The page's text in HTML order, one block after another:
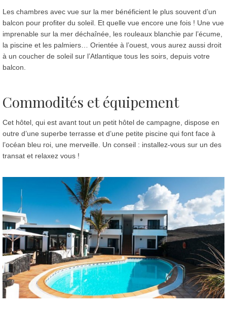
Les chambres avec vue sur la mer bénéficient le plus souvent d’un
balcon pour profiter du soleil. Et quelle vue encore une fois ! Une vue
imprenable sur la mer déchaînée, les rouleaux blanchie par l’écume,
la piscine et les palmiers… Orientée à l’ouest, vous aurez aussi droit
à un coucher de soleil sur l’Atlantique tous les soirs, depuis votre
balcon.
Commodités et équipement
Cet hôtel, qui est avant tout un petit hôtel de campagne, dispose en
outre d’une superbe terrasse et d’une petite piscine qui font face à
l’océan bleu roi, une merveille. Un conseil : installez-vous sur un des
transat et relaxez vous !